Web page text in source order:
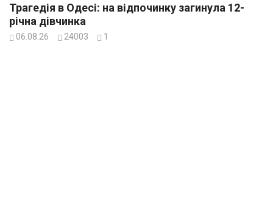
Трагедія в Одесі: на відпочинку загинула 12-
річна дівчинка
06.08.26 24003 1